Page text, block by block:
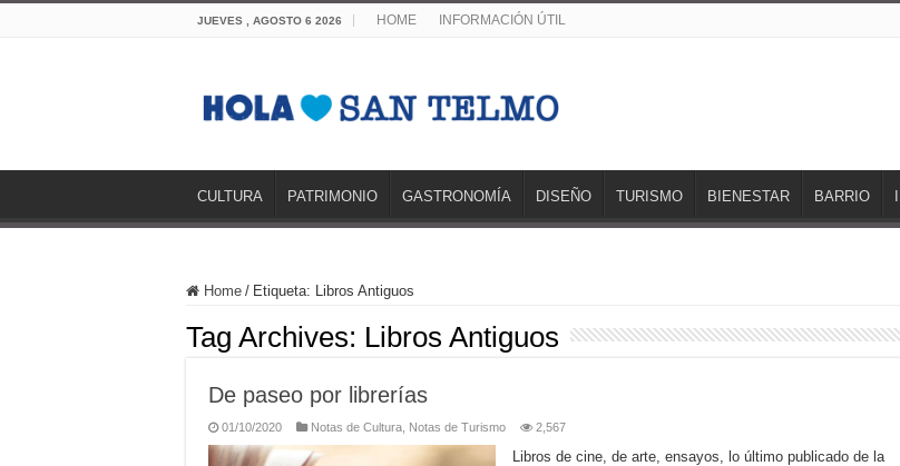
JUEVES , AGOSTO 6 2026 HOME INFORMACIÓN ÚTIL
CULTURA PATRIMONIO GASTRONOMÍA DISEÑO TURISMO BIENESTAR BARRIO
Home / Etiqueta: Libros Antiguos
Tag Archives: Libros Antiguos
De paseo por librerías
01/10/2020 Notas de Cultura Notas de Turismo 2,567
Libros de cine, de arte, ensayos, lo último publicado de la